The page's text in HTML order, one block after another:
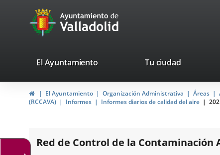
Portal
Web
Ayuntamiento
de
Valladolid
valladolid.es
El Ayuntamiento Tu ciudad
HomeEl Ayuntamiento Organización Administrativa Áreas
(RCCAVA)
Informes Informes diarios de calidad del aire
Red de Control de la